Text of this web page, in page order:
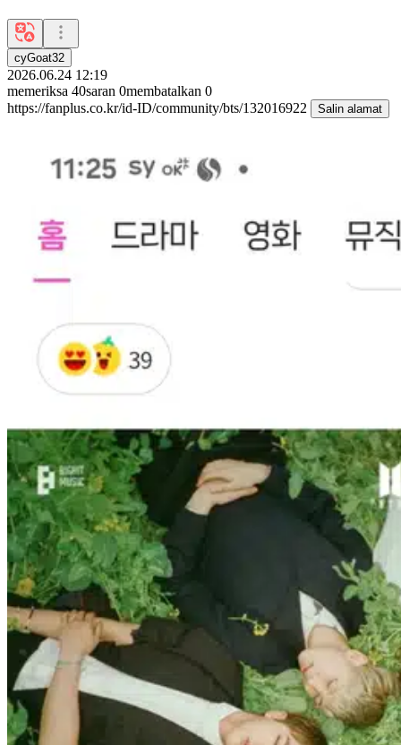
cyGoat32
2026.06.24 12:19
memeriksa 40saran 0membatalkan 0
https://fanplus.co.kr/id-ID/community/bts/132016922
Salin alamat